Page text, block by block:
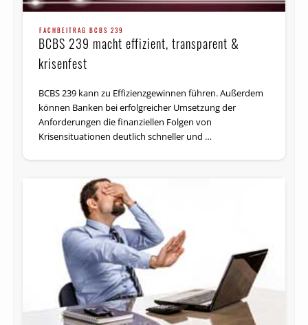
FACHBEITRAG BCBS 239
BCBS 239 macht effizient, transparent &
krisenfest
BCBS 239 kann zu Effizienzgewinnen führen. Außerdem
können Banken bei erfolgreicher Umsetzung der
Anforderungen die finanziellen Folgen von
Krisensituationen deutlich schneller und …